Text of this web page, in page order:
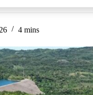
4 mins